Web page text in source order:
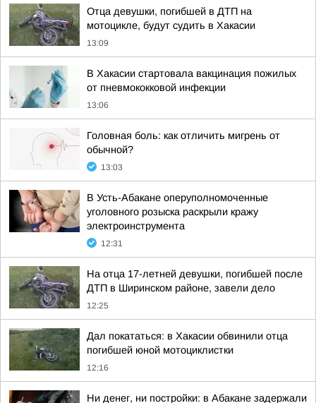
Отца девушки, погибшей в ДТП на
мотоцикле, будут судить в Хакасии
13:09
В Хакасии стартовала вакцинация пожилых
от пневмококковой инфекции
13:06
Головная боль: как отличить мигрень от
обычной?
13:03
В Усть-Абакане оперуполномоченные
уголовного розыска раскрыли кражу
электроинструмента
12:31
На отца 17-летней девушки, погибшей после
ДТП в Ширинском районе, завели дело
12:25
Дал покататься: в Хакасии обвинили отца
погибшей юной мотоциклистки
12:16
Ни денег, ни постройки: в Абакане задержали